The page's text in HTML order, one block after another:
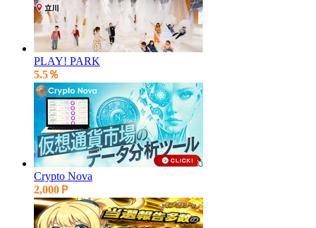
PLAY! PARK
5.5％
Crypto Nova
2,000Ｐ